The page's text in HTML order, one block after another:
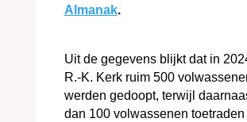
Almanak.
Uit de gegevens blijkt dat in
R.-K. Kerk ruim 500
werden gedoopt, terwijl
dan 100 volwassenen